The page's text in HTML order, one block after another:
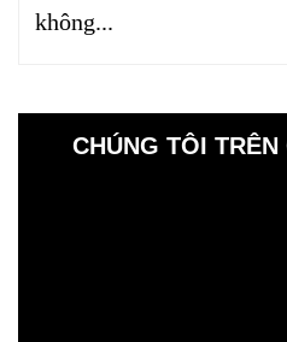
không...
CHÚNG TÔI